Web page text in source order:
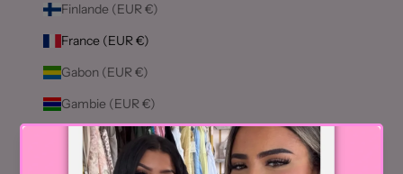
Finlande (EUR €)
France (EUR €)
Gabon (EUR €)
Gambie (EUR €)
Géorgie (EUR €)
Géorgie du Sud-et-les Îles Sandwich du Sud (EUR €)